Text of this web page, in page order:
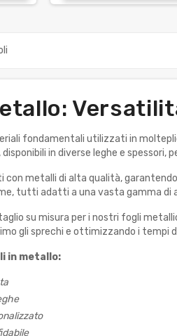
fondamentali utilizzati in
in diverse leghe e spessori,
con metalli di alta qualità,
tutti adatti a una vasta gamma di
su misura per i nostri fogli
gli sprechi e ottimizzando i tempi
in metallo: